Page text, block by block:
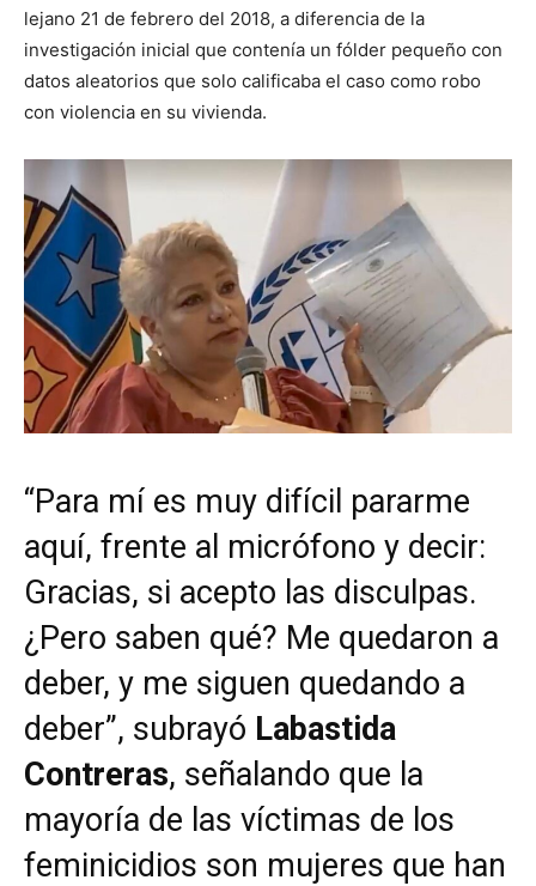
lejano 21 de febrero del 2018, a diferencia de la
investigación inicial que contenía un fólder pequeño con
datos aleatorios que solo calificaba el caso como robo
con violencia en su vivienda.
“Para mí es muy difícil pararme
aquí, frente al micrófono y decir:
Gracias, si acepto las disculpas.
¿Pero saben qué? Me quedaron a
deber, y me siguen quedando a
deber”, subrayó Labastida
Contreras, señalando que la
mayoría de las víctimas de los
feminicidios son mujeres que han